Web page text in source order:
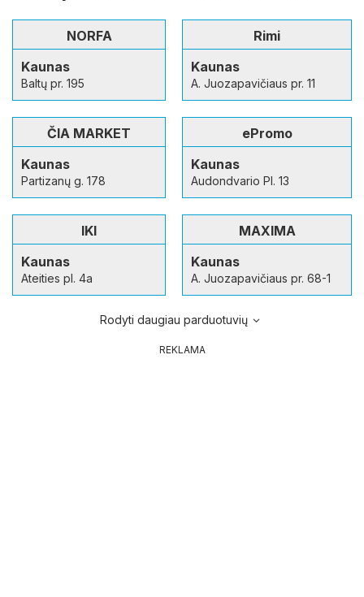
NORFA
Kaunas
Baltų pr. 195
Rimi
Kaunas
A. Juozapavičiaus pr. 11
ČIA MARKET
Kaunas
Partizanų g. 178
ePromo
Kaunas
Audondvario Pl. 13
IKI
Kaunas
Ateities pl. 4a
MAXIMA
Kaunas
A. Juozapavičiaus pr. 68-1
Rodyti daugiau parduotuvių
REKLAMA